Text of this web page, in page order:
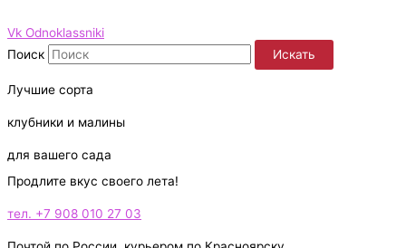
Vk Odnoklassniki
Поиск
Искать
Лучшие сорта
клубники и малины
для вашего сада
Продлите вкус своего лета!
тел. +7 908 010 27 03